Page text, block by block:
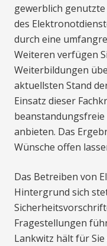
gewerblich
des
durch eine
Weiteren verfügen
Weiterbildungen
aktuellsten Stand
Einsatz dieser
anbieten. Das
Wünsche offen
Das Betreiben von
Hintergrund sich
Fragestellungen
Lankwitz hält für